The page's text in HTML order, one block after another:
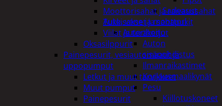
Sadeasut
Auto, vene ja moottori
Autonhoito
Auton
sisäpuhdistus
Ilmanraikastimet
Korjausmaalikynät
Pesu
Kiillotuskoneet
Moottorisahat ja raivaussahat
Tukkisakset ja sahapukit
Viilat ja teräketjut
Oksasilppurit
Painepesurit, vesiautomaatit ja
uppopumput
Letkut ja muut tarvikkeet
Muut pumput
Painepesurit